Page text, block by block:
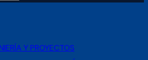
Y PROYECTOS